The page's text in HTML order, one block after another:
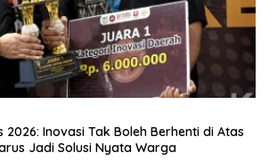
2026: Inovasi Tak Boleh Berhenti di Atas
Jadi Solusi Nyata Warga